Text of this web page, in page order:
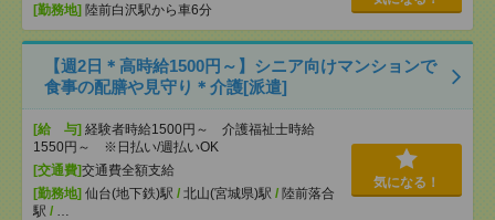
[勤務地] 陸前白沢駅から車6分
【週2日＊高時給1500円～】シニア向けマンションで
食事の配膳や見守り＊介護[派遣]
[給 与] 経験者時給1500円～ 介護福祉士時給
1550円～ ※日払い/週払いOK
[交通費]交通費全額支給
[勤務地] 仙台(地下鉄)駅 / 北山(宮城県)駅 / 陸前落合
駅 / …
気になる！